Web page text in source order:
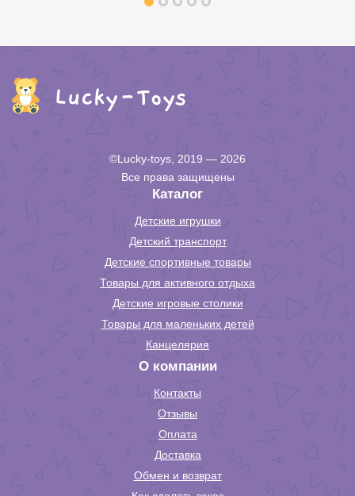
©Lucky-toys, 2019 — 2026
Все права защищены
Каталог
Детские игрушки
Детский транспорт
Детские спортивные товары
Товары для активного отдыха
Детские игровые столики
Товары для маленьких детей
Канцелярия
О компании
Контакты
Отзывы
Оплата
Доставка
Обмен и возврат